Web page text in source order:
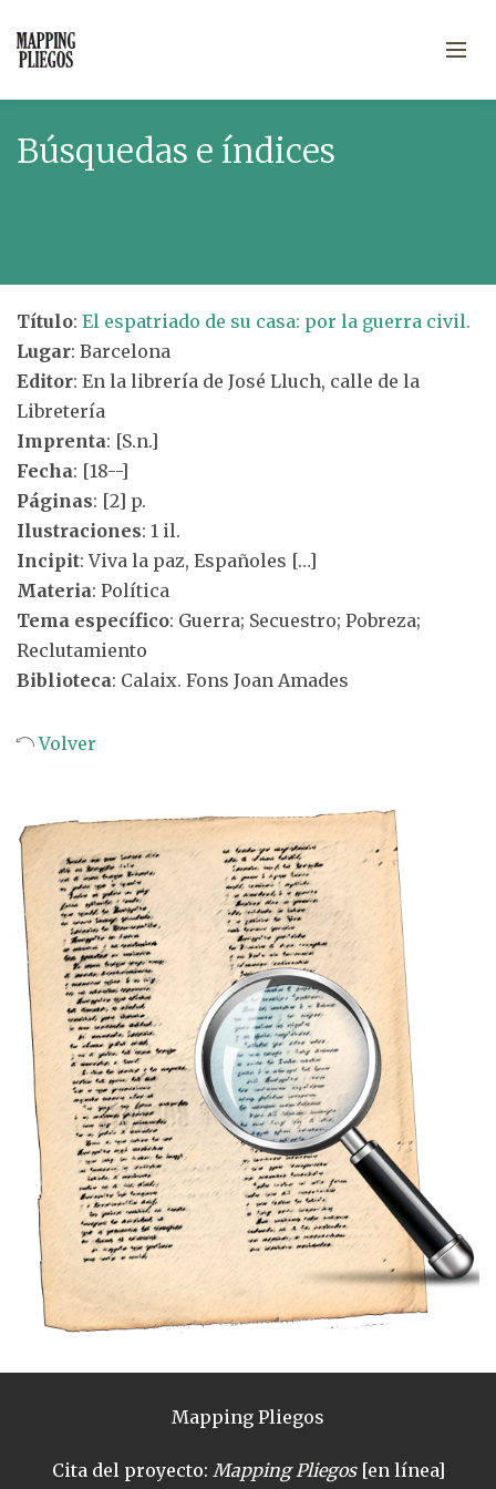
Búsquedas e índices
Título: El espatriado de su casa: por la guerra civil.
Lugar: Barcelona
Editor: En la librería de José Lluch, calle de la
Libretería
Imprenta: [S.n.]
Fecha: [18--]
Páginas: [2] p.
Ilustraciones: 1 il.
Incipit: Viva la paz, Españoles […]
Materia: Política
Tema específico: Guerra; Secuestro; Pobreza;
Reclutamiento
Biblioteca: Calaix. Fons Joan Amades
Volver
Mapping Pliegos
Cita del proyecto: Mapping Pliegos[en línea]